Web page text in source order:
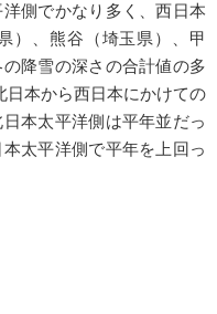
側でかなり多く、西日本
）、熊谷（埼玉県）、甲
降雪の深さの合計値の多
日本から西日本にかけての
本太平洋側は平年並だっ
太平洋側で平年を上回っ